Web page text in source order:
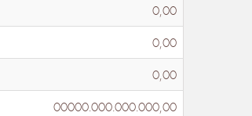
0,00
0,00
0,00
00000.000.000.000,00